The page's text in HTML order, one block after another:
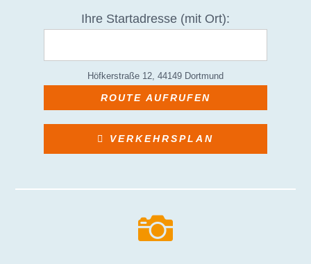
Ihre Startadresse (mit Ort):
ROUTE AUFRUFEN
VERKEHRSPLAN
